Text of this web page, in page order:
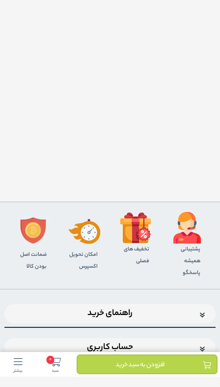
افزودن به سبد خرید 0
سبد بیشتر
پشتیبانی
همیشه
پاسخگو
تخفیف های
فصلی
اﻣﮑﺎن ﺗﺤﻮﯾﻞ
اﮐﺴﭙﺮس
ضمانت اصل
بودن کالا
راهنمای خرید
حساب کاربری